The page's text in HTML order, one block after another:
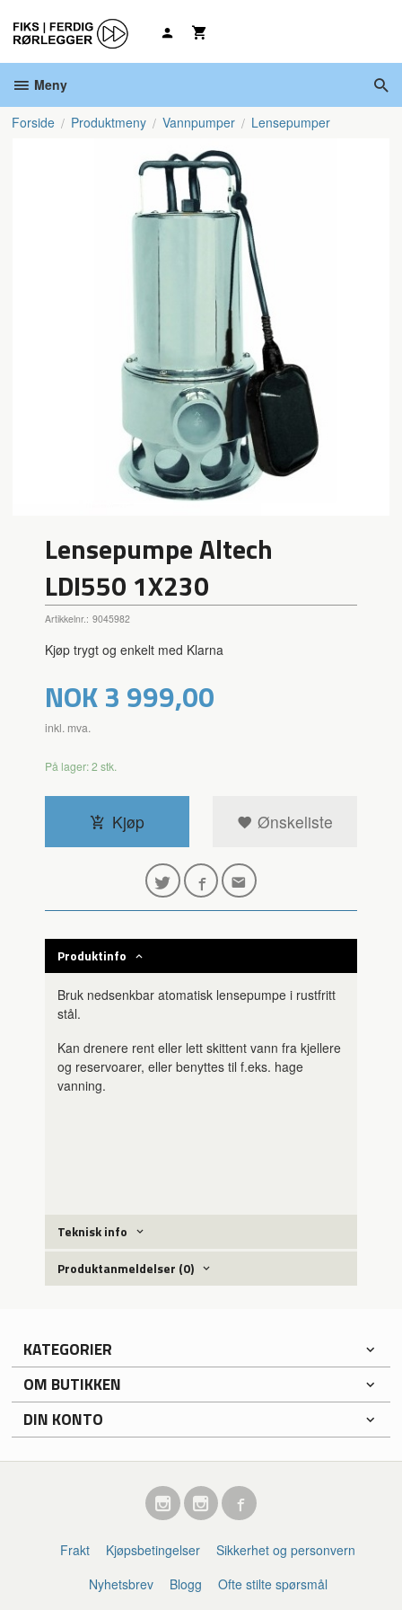
innholdet
Meny
Forside Produktmeny Vannpumper Lensepumper
Lensepumpe Altech
LDI550 1X230
Artikkelnr.: 9045982
Kjøp trygt og enkelt med Klarna
Pris
NOK3 999,00
inkl. mva.
På lager: 2 stk.
Kjøp Ønskeliste
Produktinfo
Bruk nedsenkbar atomatisk lensepumpe i rustfritt
stål.
Kan drenere rent eller lett skittent vann fra kjellere
og reservoarer, eller benyttes til f.eks. hage
vanning.
Teknisk info
Produktanmeldelser (0)
KATEGORIER
OM BUTIKKEN
DIN KONTO
Frakt Kjøpsbetingelser
Sikkerhet og personvern
Nyhetsbrev
Blogg Ofte stilte spørsmål